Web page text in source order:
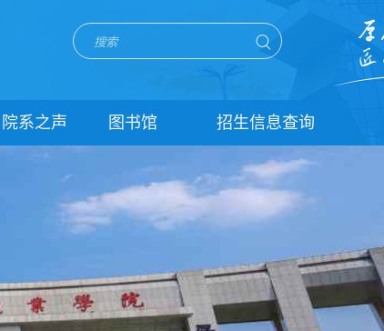
院系之声 图书馆 招生信息查询
单招信息查询
扩招信息查询
五年贯通培养信息查询